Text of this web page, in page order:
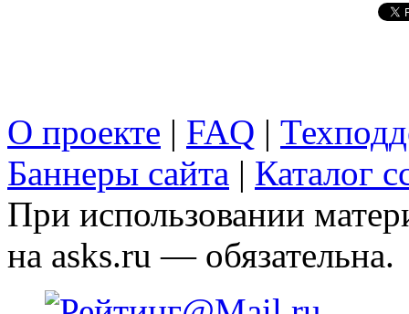
О проекте | FAQ |
Баннеры сайта | Каталог
При использовании
на asks.ru — обязательна.